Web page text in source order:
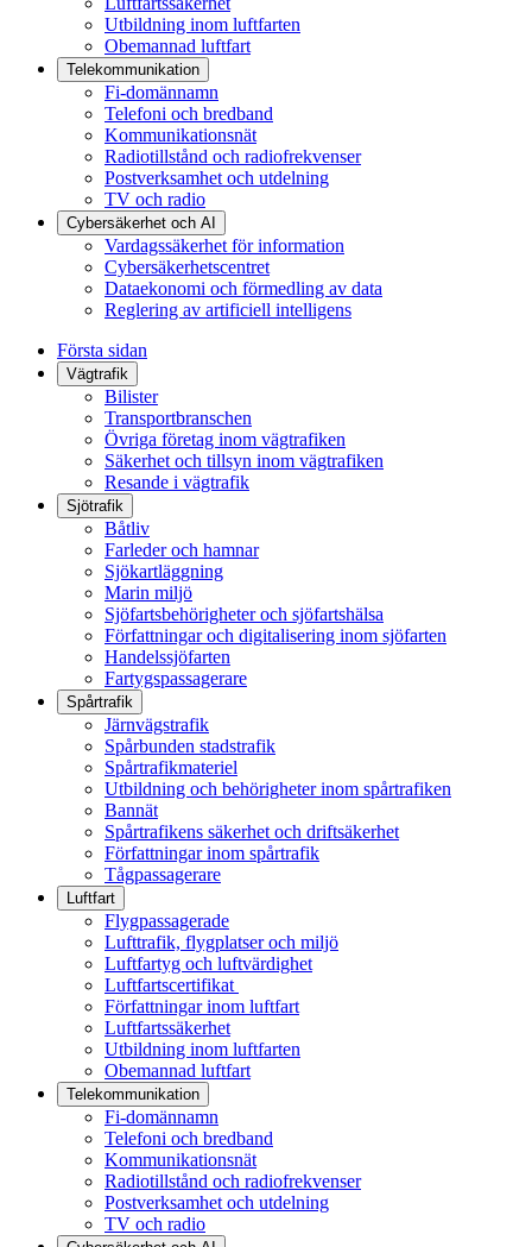
Utbildning inom luftfarten
Obemannad luftfart
Telekommunikation
Fi-domännamn
Telefoni och bredband
Kommunikationsnät
Radiotillstånd och radiofrekvenser
Postverksamhet och utdelning
TV och radio
Cybersäkerhet och AI
Vardagssäkerhet för information
Cybersäkerhetscentret
Dataekonomi och förmedling av data
Reglering av artificiell intelligens
Första sidan
Vägtrafik
Bilister
Transportbranschen
Övriga företag inom vägtrafiken
Säkerhet och tillsyn inom vägtrafiken
Resande i vägtrafik
Sjötrafik
Båtliv
Farleder och hamnar
Sjökartläggning
Marin miljö
Sjöfartsbehörigheter och sjöfartshälsa
Författningar och digitalisering inom sjöfarten
Handelssjöfarten
Fartygspassagerare
Spårtrafik
Järnvägstrafik
Spårbunden stadstrafik
Spårtrafikmateriel
Utbildning och behörigheter inom spårtrafiken
Bannät
Spårtrafikens säkerhet och driftsäkerhet
Författningar inom spårtrafik
Tågpassagerare
Luftfart
Flygpassagerade
Lufttrafik, flygplatser och miljö
Luftfartyg och luftvärdighet
Luftfartscertifikat
Författningar inom luftfart
Luftfartssäkerhet
Utbildning inom luftfarten
Obemannad luftfart
Telekommunikation
Fi-domännamn
Telefoni och bredband
Kommunikationsnät
Radiotillstånd och radiofrekvenser
Postverksamhet och utdelning
TV och radio